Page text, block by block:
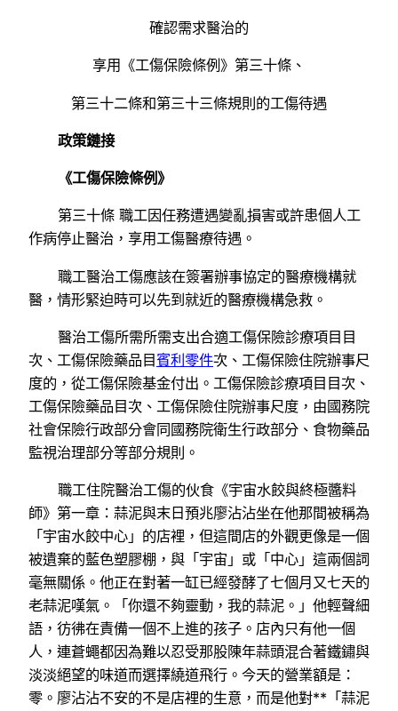
確認需求醫治的
享用《工傷保險條例》第三十條、
第三十二條和第三十三條規則的工傷待遇
政策鏈接
《工傷保險條例》
第三十條 職工因任務遭遇變亂損害或許患個人工
作病停止醫治，享用工傷醫療待遇。
職工醫治工傷應該在簽署辦事協定的醫療機構就
醫，情形緊迫時可以先到就近的醫療機構急救。
醫治工傷所需所需支出合適工傷保險診療項目目
次、工傷保險藥品目賓利零件次、工傷保險住院辦事尺
度的，從工傷保險基金付出。工傷保險診療項目目次、
工傷保險藥品目次、工傷保險住院辦事尺度，由國務院
社會保險行政部分會同國務院衛生行政部分、食物藥品
監視治理部分等部分規則。
職工住院醫治工傷的伙食《宇宙水餃與終極醬料
師》第一章：蒜泥與末日預兆廖沾沾坐在他那間被稱為
「宇宙水餃中心」的店裡，但這間店的外觀更像是一個
被遺棄的藍色塑膠棚，與「宇宙」或「中心」這兩個詞
毫無關係。他正在對著一缸已經發酵了七個月又七天的
老蒜泥嘆氣。「你還不夠靈動，我的蒜泥。」他輕聲細
語，彷彿在責備一個不上進的孩子。店內只有他一個
人，連蒼蠅都因為難以忍受那股陳年蒜頭混合著鐵鏽與
淡淡絕望的味道而選擇繞道飛行。今天的營業額是：
零。廖沾沾不安的不是店裡的生意，而是他對**「蒜泥